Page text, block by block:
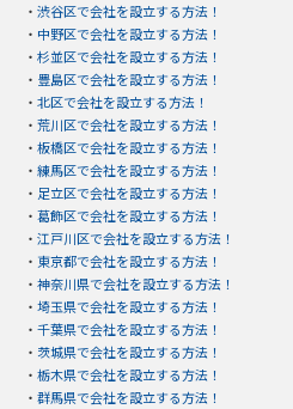
・ 渋谷区で会社を設立する方法！
・ 中野区で会社を設立する方法！
・ 杉並区で会社を設立する方法！
・ 豊島区で会社を設立する方法！
・ 北区で会社を設立する方法！
・ 荒川区で会社を設立する方法！
・ 板橋区で会社を設立する方法！
・ 練馬区で会社を設立する方法！
・ 足立区で会社を設立する方法！
・ 葛飾区で会社を設立する方法！
・ 江戸川区で会社を設立する方法！
・ 東京都で会社を設立する方法！
・ 神奈川県で会社を設立する方法！
・ 埼玉県で会社を設立する方法！
・ 千葉県で会社を設立する方法！
・ 茨城県で会社を設立する方法！
・ 栃木県で会社を設立する方法！
・ 群馬県で会社を設立する方法！